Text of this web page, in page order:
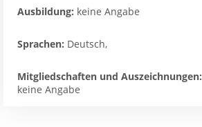
Ausbildung: keine Angabe
Sprachen: Deutsch,
Mitgliedschaften und Auszeichnungen:
keine Angabe